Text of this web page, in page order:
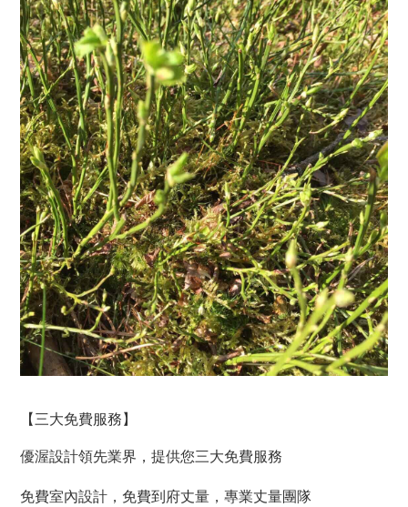
【三大免費服務】
優渥設計領先業界，提供您三大免費服務
免費室內設計，免費到府丈量，專業丈量團隊